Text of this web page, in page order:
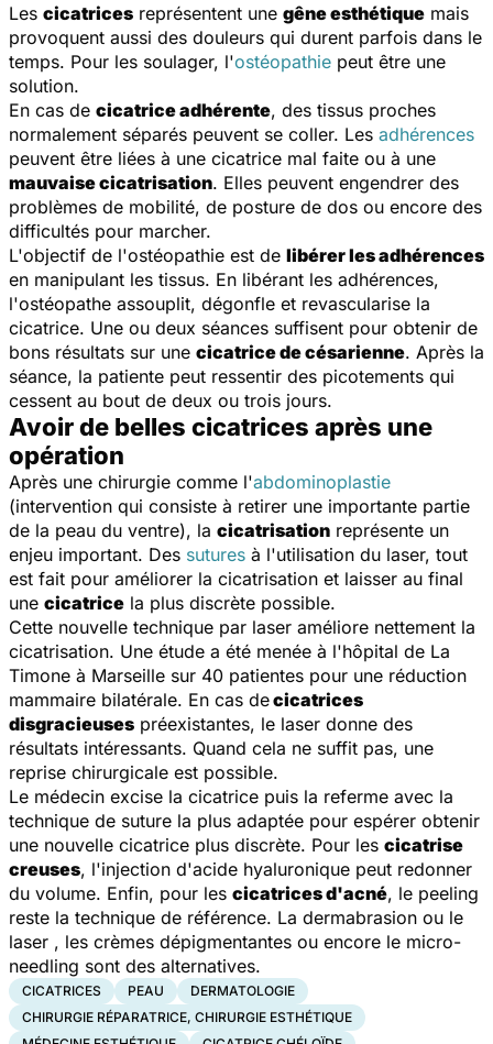
Les cicatrices représentent une gêne esthétique mais
provoquent aussi des douleurs qui durent parfois dans le
temps. Pour les soulager, l'ostéopathie peut être une
solution.
En cas de cicatrice adhérente, des tissus proches
normalement séparés peuvent se coller. Les adhérences
peuvent être liées à une cicatrice mal faite ou à une
mauvaise cicatrisation. Elles peuvent engendrer des
problèmes de mobilité, de posture de dos ou encore des
difficultés pour marcher.
L'objectif de l'ostéopathie est de libérer les adhérences
en manipulant les tissus. En libérant les adhérences,
l'ostéopathe assouplit, dégonfle et revascularise la
cicatrice. Une ou deux séances suffisent pour obtenir de
bons résultats sur une cicatrice de césarienne. Après la
séance, la patiente peut ressentir des picotements qui
cessent au bout de deux ou trois jours.
Avoir de belles cicatrices après une
opération
Après une chirurgie comme l'abdominoplastie
(intervention qui consiste à retirer une importante partie
de la peau du ventre), la cicatrisation représente un
enjeu important. Des sutures à l'utilisation du laser, tout
est fait pour améliorer la cicatrisation et laisser au final
une cicatrice la plus discrète possible.
Cette nouvelle technique par laser améliore nettement la
cicatrisation. Une étude a été menée à l'hôpital de La
Timone à Marseille sur 40 patientes pour une réduction
mammaire bilatérale. En cas decicatrices
disgracieuses préexistantes, le laser donne des
résultats intéressants. Quand cela ne suffit pas, une
reprise chirurgicale est possible.
Le médecin excise la cicatrice puis la referme avec la
technique de suture la plus adaptée pour espérer obtenir
une nouvelle cicatrice plus discrète. Pour les cicatrise
creuses, l'injection d'acide hyaluronique peut redonner
du volume. Enfin, pour les cicatrices d'acné, le peeling
reste la technique de référence. La dermabrasion ou le
laser , les crèmes dépigmentantes ou encore le micro-
needling sont des alternatives.
CICATRICES PEAU
DERMATOLOGIE
CHIRURGIE RÉPARATRICE, CHIRURGIE ESTHÉTIQUE